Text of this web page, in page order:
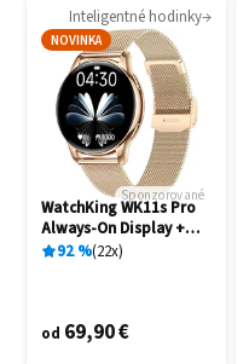
Inteligentné hodinky
NOVINKA
Sponzorované
WatchKing WK11s Pro
Always-On Display +
Extra remienok
92% 22x
od 69,90 €